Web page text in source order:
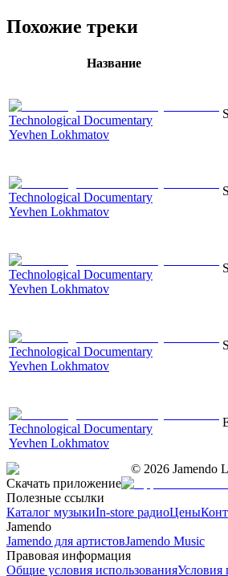
Похожие треки
Название
Technological Documentary
Yevhen Lokhmatov
Technological Documentary
Yevhen Lokhmatov
Technological Documentary
Yevhen Lokhmatov
Technological Documentary
Yevhen Lokhmatov
Technological Documentary
Yevhen Lokhmatov
© 2026 Jamendo
Скачать приложение
Полезные ссылки
Каталог музыкиIn-store радиоЦены
Jamendo
Jamendo для артистовJamendo Music
Правовая информация
Общие условия использованияУсловия